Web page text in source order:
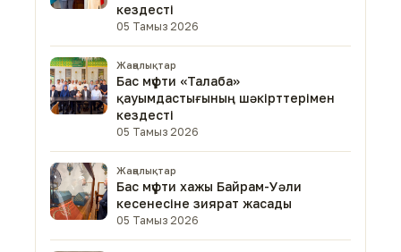
кездесті
05 Тамыз 2026
Жаңалықтар
Бас мүфти «Талаба»
қауымдастығының шәкірттерімен
кездесті
05 Тамыз 2026
Жаңалықтар
Бас мүфти хажы Байрам-Уәли
кесенесіне зиярат жасады
05 Тамыз 2026